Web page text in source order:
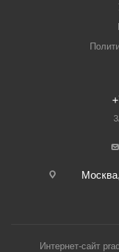
Интернет-сайт